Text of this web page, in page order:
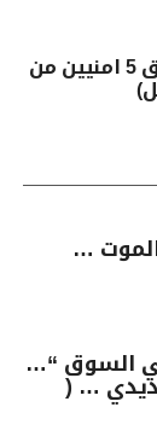
ابطاقة ايداع بالسجن في حق 5 امنيين من
…
السوق “…
… (